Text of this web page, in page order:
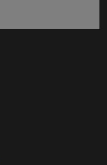
en nueva ventana)
en nueva ventana)